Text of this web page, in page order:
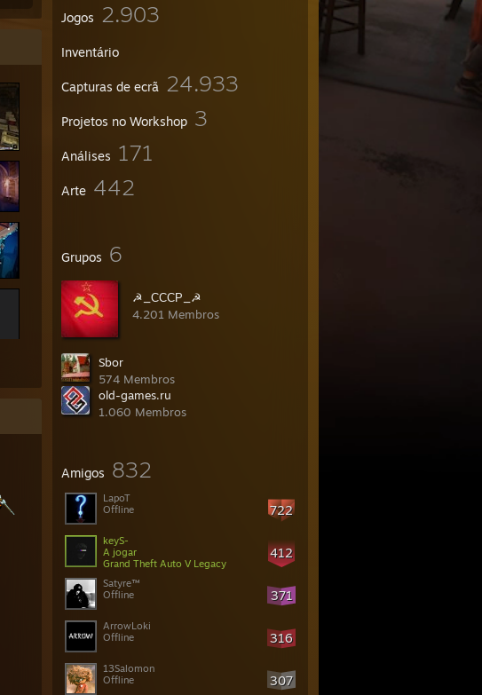
Jogos 2.903
Inventário
Capturas de ecrã 24.933
Projetos no Workshop 3
Análises 171
Arte 442
Grupos 6
☭_СССР_☭
4.201 Membros
Sbor
574 Membros
old-games.ru
1.060 Membros
Amigos 832
722
LapoT
Offline
412
keyS-
A jogar
Grand Theft Auto V Legacy
371
Satyre™
Offline
316
ArrowLoki
Offline
307
13Salomon
Offline